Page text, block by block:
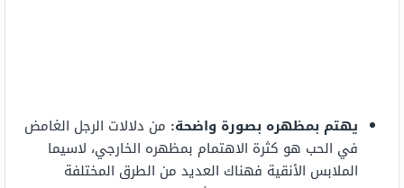
يهتم بمظهره بصورة واضحة: من دلالات الرجل الغامض
في الحب هو كثرة الاهتمام بمظهره الخارجي، لاسيما
الملابس الأنقية فهناك العديد من الطرق المختلفة